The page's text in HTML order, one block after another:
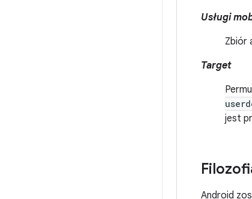
Usługi
Zbiór
Target
jest
Android